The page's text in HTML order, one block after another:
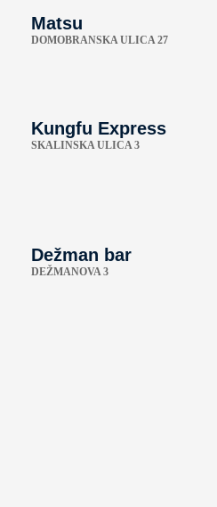
Matsu
DOMOBRANSKA ULICA 27
Kungfu Express
SKALINSKA ULICA 3
Dežman bar
DEŽMANOVA 3